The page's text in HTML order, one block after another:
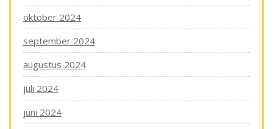
oktober 2024
september 2024
augustus 2024
juli 2024
juni 2024